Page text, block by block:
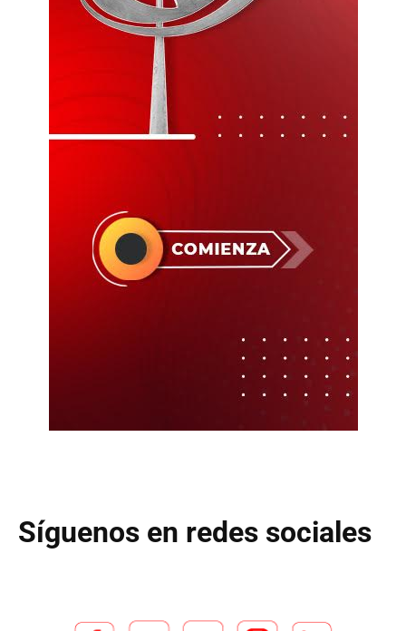
Síguenos en redes sociales